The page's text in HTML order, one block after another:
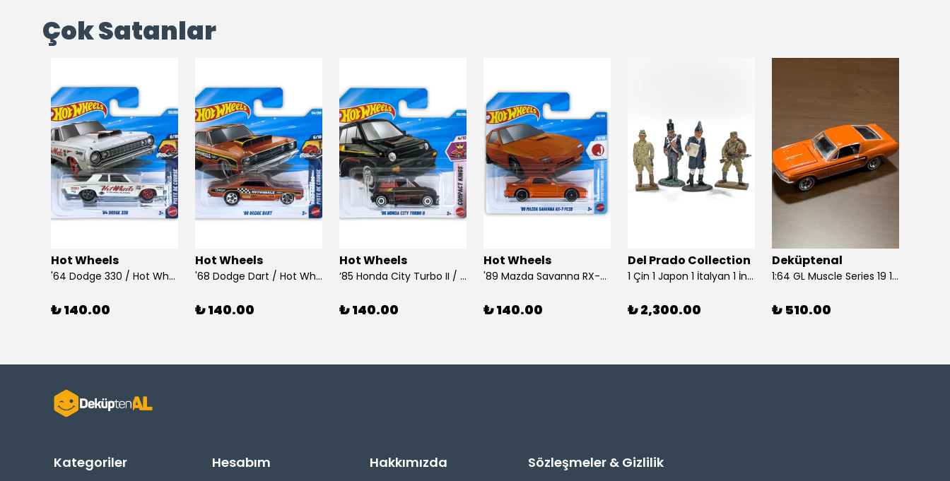
Çok Satanlar
Hot Wheels
'64 Dodge 330 / Hot Wheels
₺ 140.00
Hot Wheels
'68 Dodge Dart / Hot Wheels
₺ 140.00
Hot Wheels
’85 Honda City Turbo II / Hot Wheels
₺ 140.00
Hot Wheels
'89 Mazda Savanna RX-7 FC3S / Hot Wheels
₺ 140.00
Del Prado Collection
1 Çin 1 Japon 1 İtalyan 1 İngiliz Askeri (Del Prado Collection)
₺ 2,300.00
Deküptenal
1:64 GL Muscle Series 19 1968 Ford Mustang GT Madagascar Orange Diecast Model Araba
₺ 510.00
Kategoriler Hesabım Hakkımızda Sözleşmeler & Gizlilik